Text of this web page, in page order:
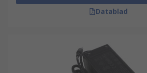
Datablad